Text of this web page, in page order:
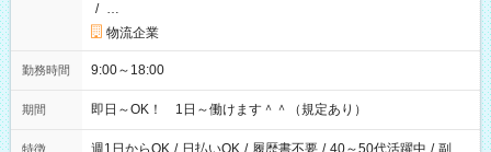
/ …
物流企業
勤務時間 9:00～18:00
期間 即日～OK！ 1日～働けます＾＾（規定あり）
特徴 週1日からOK / 日払いOK / 履歴書不要 / 40～50代活躍中 / 副